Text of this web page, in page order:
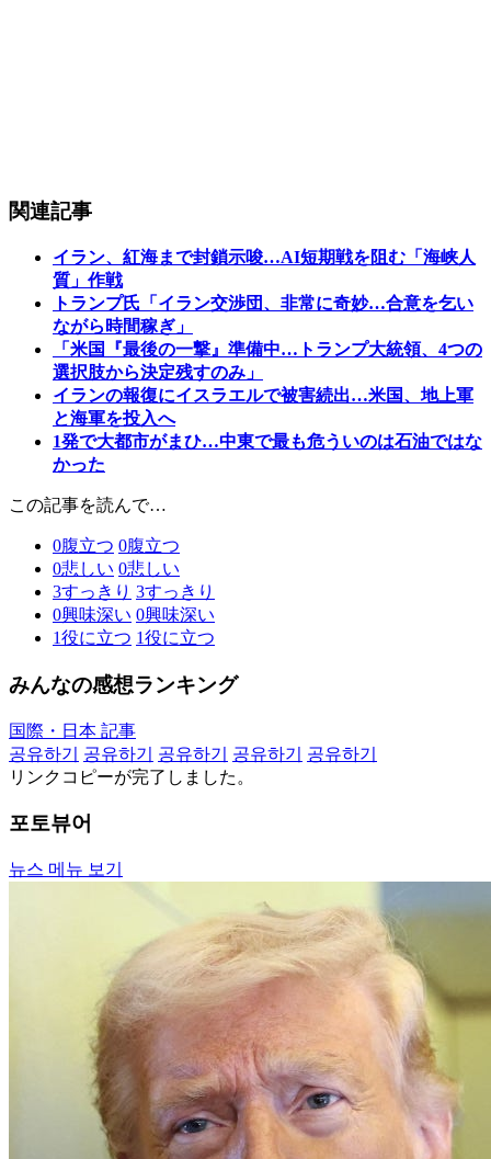
関連記事
イラン、紅海まで封鎖示唆…AI短期戦を阻む「海峡人
質」作戦
トランプ氏「イラン交渉団、非常に奇妙…合意を乞い
ながら時間稼ぎ」
「米国『最後の一撃』準備中…トランプ大統領、4つの
選択肢から決定残すのみ」
イランの報復にイスラエルで被害続出…米国、地上軍
と海軍を投入へ
1発で大都市がまひ…中東で最も危ういのは石油ではな
かった
この記事を読んで…
0腹立つ 0腹立つ
0悲しい 0悲しい
3すっきり 3すっきり
0興味深い 0興味深い
1役に立つ 1役に立つ
みんなの感想ランキング
国際・日本 記事
공유하기
공유하기 공유하기 공유하기
공유하기
リンクコピーが完了しました。
포토뷰어
뉴스 메뉴 보기